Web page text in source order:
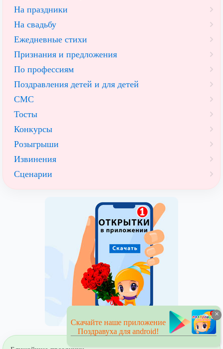
На праздники
На свадьбу
Ежедневные стихи
Признания и предложения
По профессиям
Поздравления детей и для детей
СМС
Тосты
Конкурсы
Розыгрыши
Извинения
Сценарии
×
Скачайте наше приложение
Поздравуха для android!